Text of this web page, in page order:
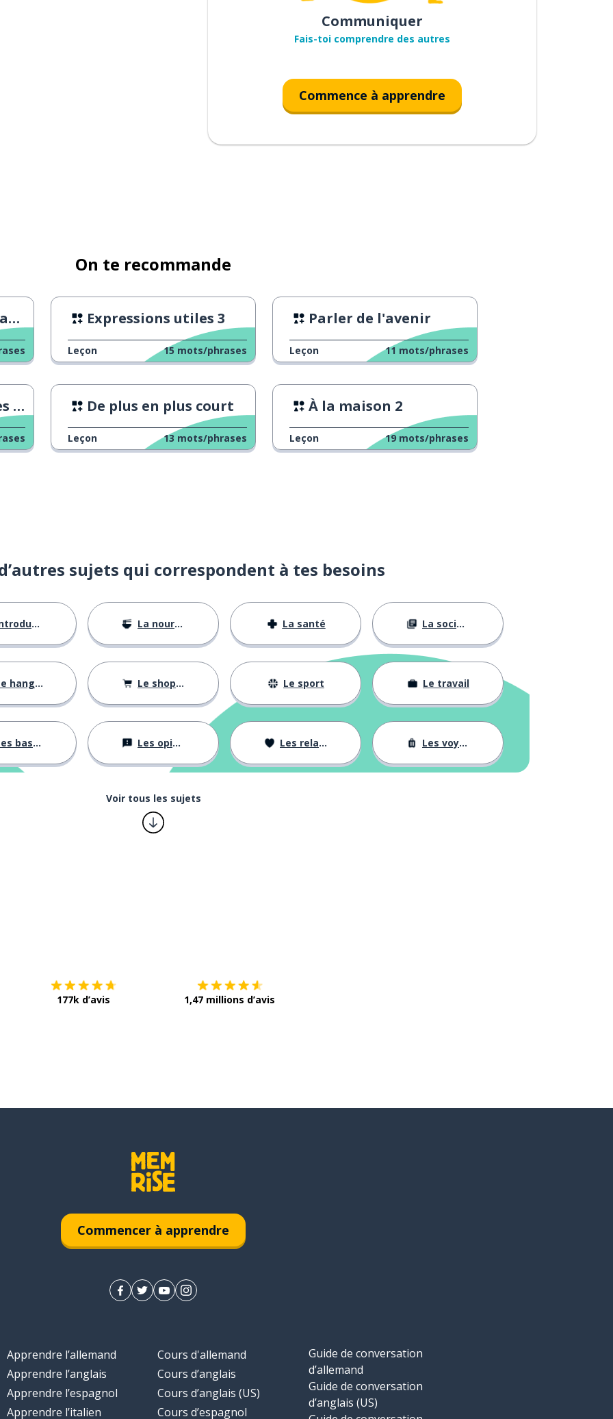
Communiquer
Fais-toi comprendre des autres
Commence à apprendre
On te recommande
Expressions utiles 3
Leçon 15 mots/phrases
Parler de l'avenir
Leçon 11 mots/phrases
De plus en plus court
Leçon 13 mots/phrases
À la maison 2
Leçon 19 mots/phrases
sujets qui correspondent à tes besoins
La nourriture La santé La société
hangul Le shopping Le sport Le travail
bases Les opinions Les relations Les voyages
Voir tous les sujets
177k d’avis 1,47 millions d’avis
Commencer à apprendre
Apprendre l’allemand
Apprendre l’anglais
Apprendre l’espagnol
Apprendre l’italien
Cours d'allemand
Cours d’anglais
Cours d’anglais (US)
Cours d’espagnol
Guide de conversation
d’allemand
Guide de conversation
d’anglais (US)